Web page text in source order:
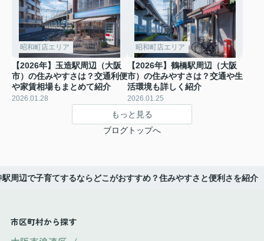
昭和町店エリア
【2026年】玉造駅周辺（大阪
市）の住みやすさは？交通利便
や家賃相場もまとめて紹介
2026.01.28
昭和町店エリア
【2026年】鶴橋駅周辺（大阪
市）の住みやすさは？交通や生
活環境も詳しく紹介
2026.01.25
もっと見る
ブログトップへ
駅周辺で子育てするならどこがおすすめ？住みやすさと便利さを紹介
市区町村から探す